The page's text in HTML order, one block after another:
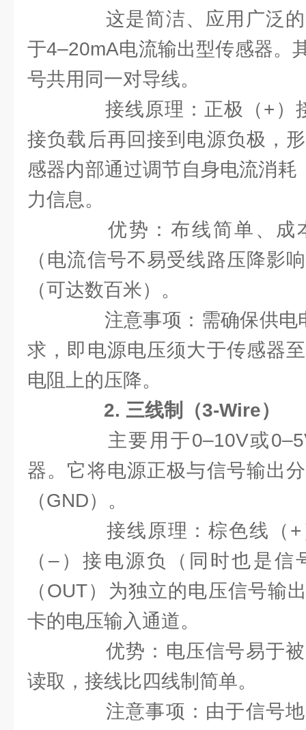
这是简洁、应用广泛的
于4–20mA电流输出型传感器。
号共用同一对导线。
接线原理：正极（+）
接负载后再回接到电源负极，
感器内部通过调节自身电流消耗
力信息。
优势：布线简单、成
（电流信号不易受线路压降影
（可达数百米）。
注意事项：需确保供电
求，即电源电压须大于传感器
电阻上的压降。
2. 三线制（3-Wire）
主要用于0–10V或
器。它将电源正极与信号输出
（GND）。
接线原理：棕色线（+
（–）接电源负（同时也是
（OUT）为独立的电压信号输
卡的电压输入通道。
优势：电压信号易于被
读取，接线比四线制简单。
注意事项：由于信号地